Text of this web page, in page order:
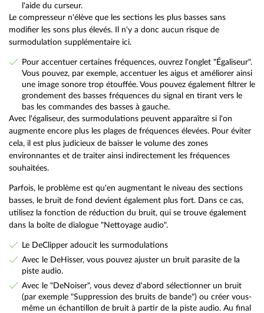
l'aide du curseur.
Le compresseur n'élève que les sections les plus basses sans
modifier les sons plus élevés. Il n'y a donc aucun risque de
surmodulation supplémentaire ici.
Pour accentuer certaines fréquences, ouvrez l'onglet "Égaliseur".
Vous pouvez, par exemple, accentuer les aigus et améliorer ainsi
une image sonore trop étouffée. Vous pouvez également filtrer le
grondement des basses fréquences du signal en tirant vers le
bas les commandes des basses à gauche.
Avec l'égaliseur, des surmodulations peuvent apparaître si l'on
augmente encore plus les plages de fréquences élevées. Pour éviter
cela, il est plus judicieux de baisser le volume des zones
environnantes et de traiter ainsi indirectement les fréquences
souhaitées.
Parfois, le problème est qu'en augmentant le niveau des sections
basses, le bruit de fond devient également plus fort. Dans ce cas,
utilisez la fonction de réduction du bruit, qui se trouve également
dans la boîte de dialogue "Nettoyage audio".
Le DeClipper adoucit les surmodulations
Avec le DeHisser, vous pouvez ajuster un bruit parasite de la
piste audio.
Avec le "DeNoiser", vous devez d'abord sélectionner un bruit
(par exemple "Suppression des bruits de bande") ou créer vous-
même un échantillon de bruit à partir de la piste audio. Au final